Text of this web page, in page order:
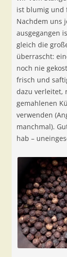
ist blumig und
Nachdem uns
ausgegangen
gleich die
überrascht:
noch nie
frisch und
dazu verleitet,
gemahlenen
verwenden
manchmal).
hab –